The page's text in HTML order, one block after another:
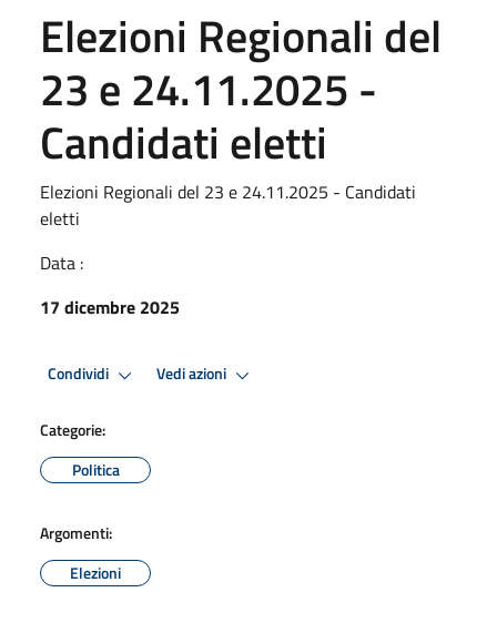
Elezioni Regionali del
23 e 24.11.2025 -
Candidati eletti
Elezioni Regionali del 23 e 24.11.2025 - Candidati
eletti
Data :
17 dicembre 2025
Condividi Vedi azioni
Categorie:
Politica
Argomenti:
Elezioni